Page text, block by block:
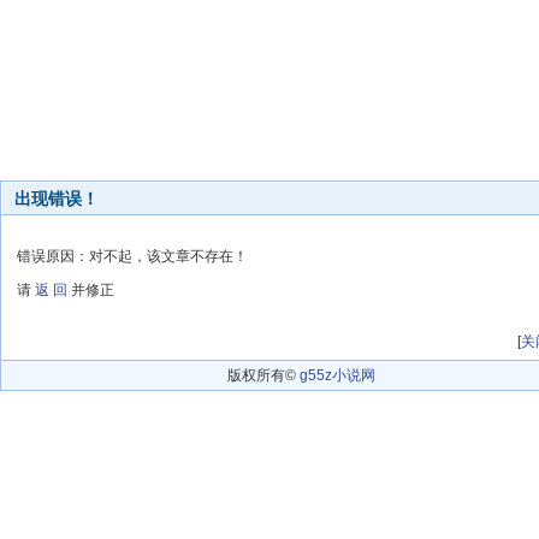
出现错误！
错误原因：对不起，该文章不存在！
请 返 回 并修正
[关
版权所有© g55z小说网